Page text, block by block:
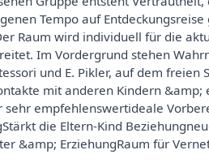
Tempo auf
Raum wird individuell für die
Im Vordergrund stehen
und E. Pikler, auf dem freien
mit anderen Kindern
sehr empfehlenswertideale
die Eltern-Kind
&amp; ErziehungRaum für